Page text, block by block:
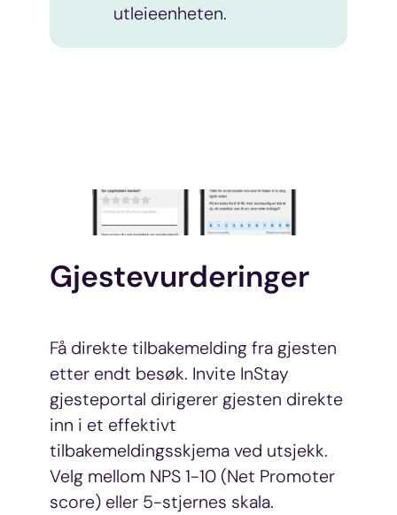
utleieenheten.
Gjestevurderinger
Få direkte tilbakemelding fra gjesten
etter endt besøk. Invite InStay
gjesteportal dirigerer gjesten direkte
inn i et effektivt
tilbakemeldingsskjema ved utsjekk.
Velg mellom NPS 1-10 (Net Promoter
score) eller 5-stjernes skala.